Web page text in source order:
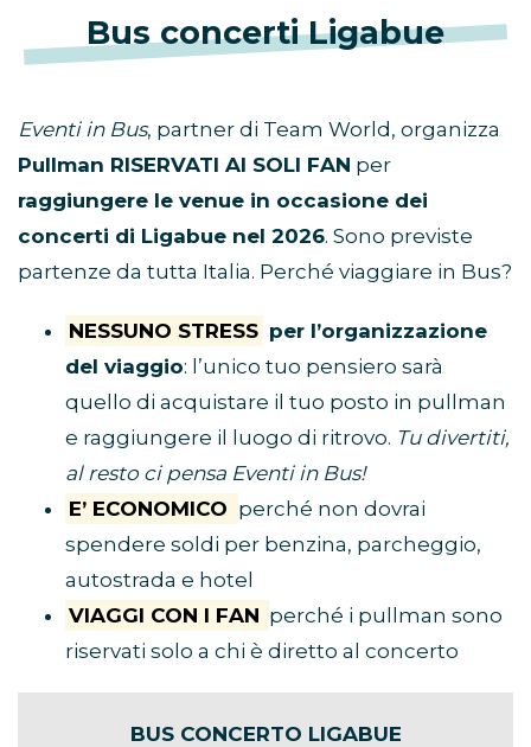
Bus concerti Ligabue
Eventi in Bus, partner di Team World, organizza
Pullman RISERVATI AI SOLI FAN per
raggiungere le venue in occasione dei
concerti di Ligabue nel 2026. Sono previste
partenze da tutta Italia. Perché viaggiare in Bus?
NESSUNO STRESS per l’organizzazione
del viaggio: l’unico tuo pensiero sarà
quello di acquistare il tuo posto in pullman
e raggiungere il luogo di ritrovo. Tu divertiti,
al resto ci pensa Eventi in Bus!
E’ ECONOMICO perché non dovrai
spendere soldi per benzina, parcheggio,
autostrada e hotel
VIAGGI CON I FAN perché i pullman sono
riservati solo a chi è diretto al concerto
BUS CONCERTO LIGABUE